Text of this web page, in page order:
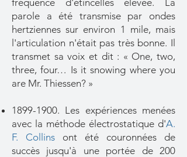
fréquence d'étincelles élevée. La
parole a été transmise par ondes
hertziennes sur environ 1 mile, mais
l'articulation n'était pas très bonne. Il
transmet sa voix et dit : « One, two,
three, four… Is it snowing where you
are Mr. Thiessen? »
1899-1900. Les expériences menées
avec la méthode électrostatique d'A.
F. Collins
ont été couronnées de
succès jusqu'à une portée de 200